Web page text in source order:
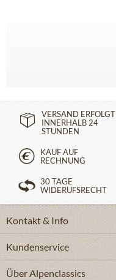
VERSAND ERFOLGT
INNERHALB 24
STUNDEN
KAUF AUF
RECHNUNG
30 TAGE
WIDERUFSRECHT
Kontakt & Info
Kundenservice
Über Alpenclassics